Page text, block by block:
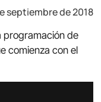
septiembre de 2018
programación de
comienza con el